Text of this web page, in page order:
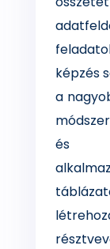
képzés
a
és